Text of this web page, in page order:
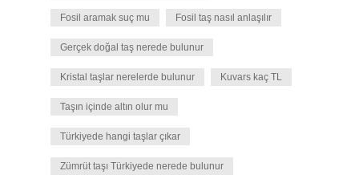
Fosil aramak suç mu Fosil taş nasıl anlaşılır
Gerçek doğal taş nerede bulunur
Kristal taşlar nerelerde bulunur Kuvars kaç TL
Taşın içinde altın olur mu
Türkiyede hangi taşlar çıkar
Zümrüt taşı Türkiyede nerede bulunur